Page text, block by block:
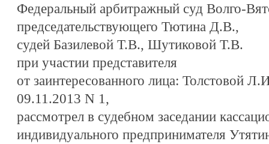
Федеральный арбитражный суд Волго-
председательствующего Тютина Д.В.,
судей Базилевой Т.В., Шутиковой Т.В.
при участии представителя
от заинтересованного лица: Толстовой
09.11.2013 N 1,
рассмотрел в судебном заседании
индивидуального предпринимателя